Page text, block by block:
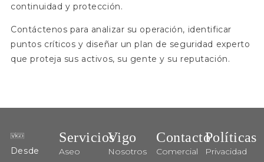
continuidad y protección.
Contáctenos para analizar su operación, identificar
puntos críticos y diseñar un plan de seguridad experto
que proteja sus activos, su gente y su reputación.
Desde
Servicios
Aseo
Vigo
Nosotros
Contacto
Comercial
Políticas
Privacidad